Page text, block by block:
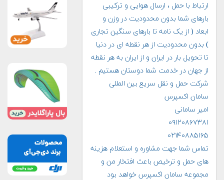
ارتباط با حمل ، ارسال هوایی و ترکیبی
بارهای شما بدون محدودیت در وزن و
ابعاد ( از یک نامه تا بارهای سنگین تجاری
) بدون محدودیت از هر نقطه ای در دنیا
تا تحویل بار در ایران و از ایران به هر نقطه
از جهان در خدمت شما دوستان هستیم .
شرکت حمل و نقل سریع بین المللی
سامان اکسپرس
امیر سامانی
۰۹۱۲۰۸۶۷۳۸۱
۰۲۱۴۰۸۸۵۱۶۵
تماس شما جهت مشاوره و استعلام هزینه
های حمل و ترخیص باعث افتخار من و
مجموعه سامان اکسپرس خواهد بود